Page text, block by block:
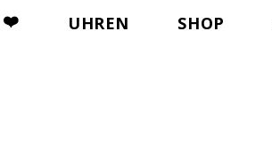
❤️ UHREN SHOP